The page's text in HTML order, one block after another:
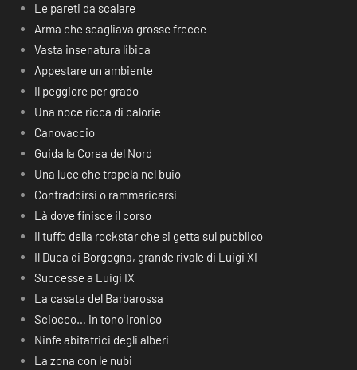
Le pareti da scalare
Arma che scagliava grosse frecce
Vasta insenatura libica
Appestare un ambiente
Il peggiore per grado
Una noce ricca di calorie
Canovaccio
Guida la Corea del Nord
Una luce che trapela nel buio
Contraddirsi o rammaricarsi
Là dove finisce il corso
Il tuffo della rockstar che si getta sul pubblico
Il Duca di Borgogna, grande rivale di Luigi XI
Successe a Luigi IX
La casata del Barbarossa
Sciocco… in tono ironico
Ninfe abitatrici degli alberi
La zona con le nubi